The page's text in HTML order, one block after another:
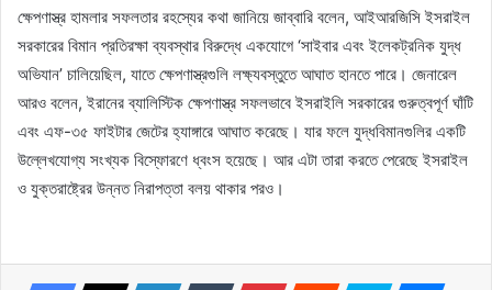
ক্ষেপণাস্ত্র হামলার সফলতার রহস্যের কথা জানিয়ে জাব্বারি বলেন, আইআরজিসি ইসরাইল
সরকারের বিমান প্রতিরক্ষা ব্যবস্থার বিরুদ্ধে একযোগে ‘সাইবার এবং ইলেকট্রনিক যুদ্ধ
অভিযান’ চালিয়েছিল, যাতে ক্ষেপণাস্ত্রগুলি লক্ষ্যবস্তুতে আঘাত হানতে পারে। জেনারেল
আরও বলেন, ইরানের ব্যালিস্টিক ক্ষেপণাস্ত্র সফলভাবে ইসরাইলি সরকারের গুরুত্বপূর্ণ ঘাঁটি
এবং এফ-৩৫ ফাইটার জেটের হ্যাঙ্গারে আঘাত করেছে। যার ফলে যুদ্ধবিমানগুলির একটি
উল্লেখযোগ্য সংখ্যক বিস্ফোরণে ধ্বংস হয়েছে। আর এটা তারা করতে পেরেছে ইসরাইল
ও যুক্তরাষ্ট্রের উন্নত নিরাপত্তা বলয় থাকার পরও।